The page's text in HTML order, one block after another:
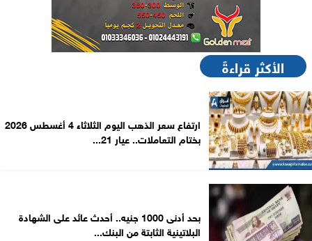
الأكثر قراءةً
ارتفاع سعر الذهب اليوم الثلاثاء 4 أغسطس 2026
بختام التعاملات.. عيار 21...
بحد أدنى 1000 جنيه.. أحدث عائد على الشهادة
البلاتينية الثابتة من البنك...